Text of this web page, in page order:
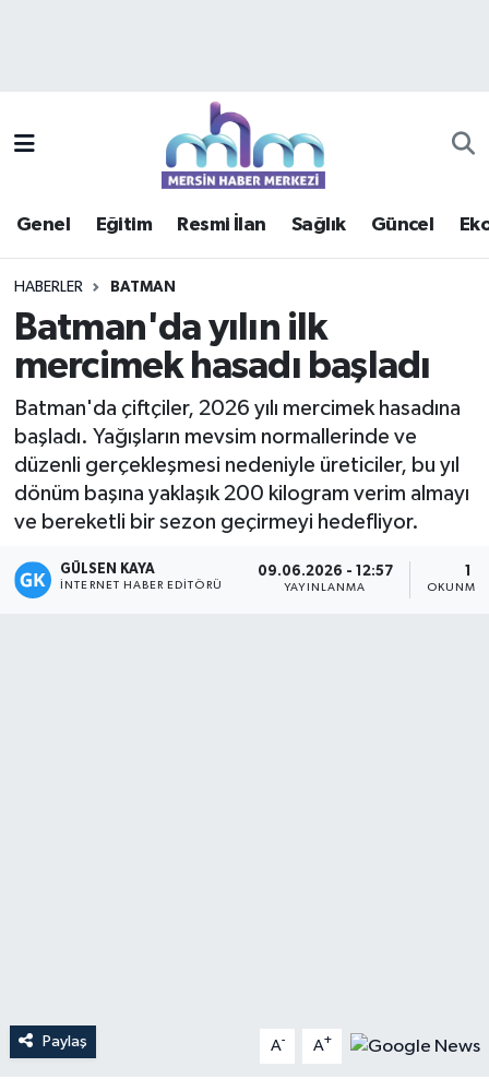
Genel Eğitim Resmi İlan Sağlık Güncel
HABERLER BATMAN
Batman'da yılın ilk
mercimek hasadı başladı
Batman'da çiftçiler, 2026 yılı mercimek hasadına
başladı. Yağışların mevsim normallerinde ve
düzenli gerçekleşmesi nedeniyle üreticiler, bu yıl
dönüm başına yaklaşık 200 kilogram verim almayı
ve bereketli bir sezon geçirmeyi hedefliyor.
GÜLSEN KAYA
İNTERNET HABER EDITÖRÜ
09.06.2026 - 12:57
YAYINLANMA OKUNMA
Paylaş A- A+
Güncel
Haberde insan
Kültür - Sanat
Magazin
Mersin
Teknoloji
Mersin Trafik Yoğunluk Haritası
Süper Lig Puan Durumu ve Fikstür
Haber Arşivi